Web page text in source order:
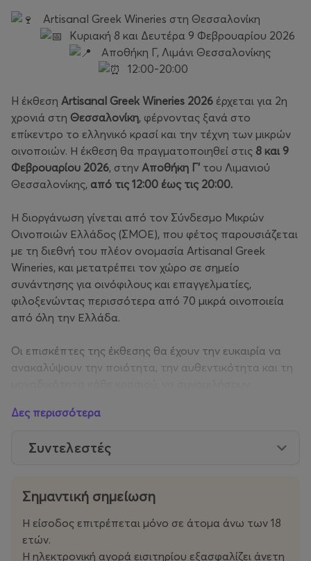
Artisanal Greek Wineries στη Θεσσαλονίκη
Κυριακή 8 και Δευτέρα 9 Φεβρουαρίου 2026
Αποθήκη Γ, Λιμάνι Θεσσαλονίκης
12:00-20:00
H έκθεση Artisanal Greek Wineries 2026 έρχεται για 2η
χρονιά στη Θεσσαλονίκη, φέρνοντας ξανά στο
επίκεντρο το ελληνικό κρασί και την τέχνη των μικρών
οινοποιών. Η έκθεση θα πραγματοποιηθεί στις 8 και 9
Φεβρουαρίου 2026, στην Αποθήκη Γ' του Λιμανιού
Θεσσαλονίκης, από τις 12:00 έως τις 20:00.
Η διοργάνωση γίνεται από τον Σύνδεσμο Μικρών
Οινοποιών Ελλάδος (ΣΜΟΕ), που φέτος παρουσιάζεται
με τη διεθνή του πλέον ονομασία Artisanal Greek
Wineries, και μετατρέπει τον χώρο σε σημείο
συνάντησης για οινόφιλους και επαγγελματίες,
φιλοξενώντας περισσότερα από 70 μικρά οινοποιεία
από όλη την Ελλάδα.
Οι επισκέπτες της έκθεσης θα έχουν την ευκαιρία να
ανακαλύψουν την ποιότητα, την αυθεντικότητα και τη
φιλοσοφία τους, καθώς και τη σύγχρονη
εστίασης που στηρίζουν τα μικρά ελληνικά οινοποιεία
και συμβάλλουν στη βιωσιμότητά τους.
Artisanal Greek Wineries 2026 – Θεσσαλονίκη
Δες περισσότερα
Συντελεστές
Σημαντική σημείωση
Η είσοδος επιτρέπεται μόνο σε άτομα άνω των 18
ετών.
Η ηλεκτρονική αγορά εισιτηρίου εξασφαλίζει άνετη